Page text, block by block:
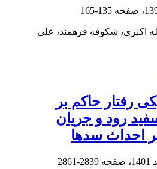
135-165
اکبری، شکوفه فرهمند، علی
رفتار حاکم بر
رود و جریان
احداث سدها
2839-2861